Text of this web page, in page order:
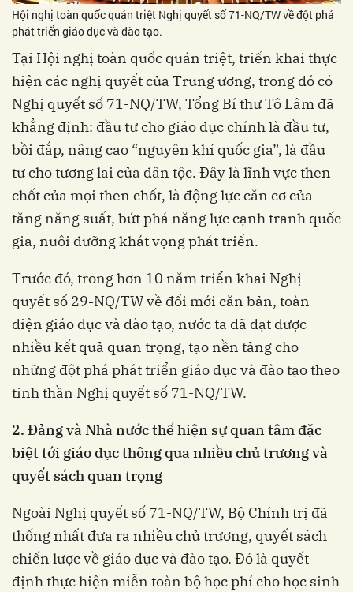
Hội nghị toàn quốc quán triệt Nghị quyết số 71-NQ/TW về đột phá
phát triển giáo dục và đào tạo.
Tại Hội nghị toàn quốc quán triệt, triển khai thực
hiện các nghị quyết của Trung ương, trong đó có
Nghị quyết số 71-NQ/TW, Tổng Bí thư Tô Lâm đã
khẳng định: đầu tư cho giáo dục chính là đầu tư,
bồi đắp, nâng cao “nguyên khí quốc gia”, là đầu
tư cho tương lai của dân tộc. Đây là lĩnh vực then
chốt của mọi then chốt, là động lực căn cơ của
tăng năng suất, bứt phá năng lực cạnh tranh quốc
gia, nuôi dưỡng khát vọng phát triển.
Trước đó, trong hơn 10 năm triển khai Nghị
quyết số 29-NQ/TW về đổi mới căn bản, toàn
diện giáo dục và đào tạo, nước ta đã đạt được
nhiều kết quả quan trọng, tạo nền tảng cho
những đột phá phát triển giáo dục và đào tạo theo
tinh thần Nghị quyết số 71-NQ/TW.
2. Đảng và Nhà nước thể hiện sự quan tâm đặc
biệt tới giáo dục thông qua nhiều chủ trươngvà
quyết sách quan trọng
Ngoài Nghị quyết số 71-NQ/TW, Bộ Chính trị đã
thống nhất đưa ra nhiều chủ trương, quyết sách
chiến lược về giáo dục và đào tạo. Đó là quyết
định thực hiện miễn toàn bộ học phí cho học sinh